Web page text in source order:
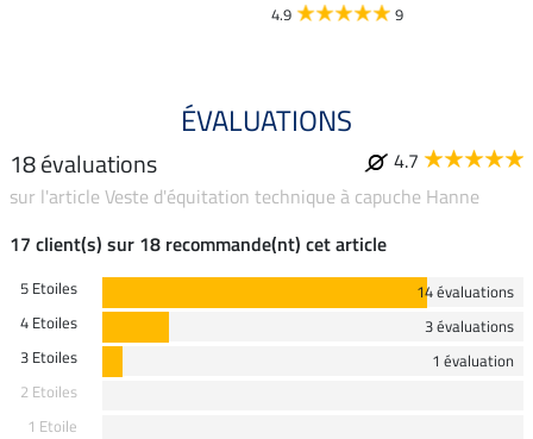
4.9 9
ÉVALUATIONS
18 évaluations
4.7
sur l'article Veste d'équitation technique à capuche Hanne
17 client(s) sur 18 recommande(nt) cet article
5 Etoiles
14 évaluations
4 Etoiles
3 évaluations
3 Etoiles
1 évaluation
2 Etoiles
1 Etoile